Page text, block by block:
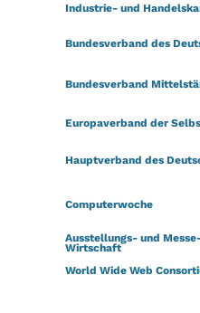
Installation von XTCommerce auf
━━━━━━━━━━━━━━━━━━━
━━━━━━━━━━━━━━━━━━━
━━━━━━━━━━━━━━━━━━━
━━━━━━━━━━━━━━━━━━━
Designmöbelfirma
Anfertigung von Marktstudien für
Industrie- und
Bundesverband des
Bundesverband
Europaverband der
Hauptverband des
Computerwoche
Ausstellungs- und
Wirtschaft
World Wide Web